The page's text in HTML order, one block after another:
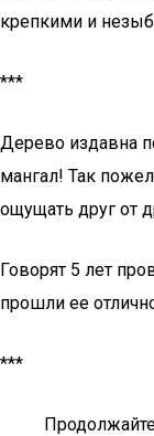
крепкими и
***
Дерево издавна
мангал! Так
ощущать друг от
Говорят 5 лет
прошли ее
***